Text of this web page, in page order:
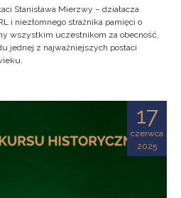
Stanisława Mierzwy – działacza
i niezłomnego strażnika pamięci o
wszystkim uczestnikom za obecność,
jednej z najważniejszych postaci
17
czerwca
2025